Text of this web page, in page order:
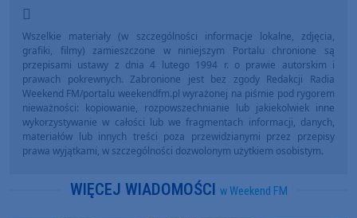
Wszelkie materiały (w szczególności informacje lokalne, zdjęcia,
grafiki, filmy) zamieszczone w niniejszym Portalu chronione są
przepisami ustawy z dnia 4 lutego 1994 r. o prawie autorskim i
prawach pokrewnych. Zabronione jest bez zgody Redakcji Radia
Weekend FM/portalu weekendfm.pl wyrażonej na piśmie pod rygorem
nieważności: kopiowanie, rozpowszechnianie lub jakiekolwiek inne
wykorzystywanie w całości lub we fragmentach informacji, danych,
materiałów lub innych treści poza przewidzianymi przez przepisy
prawa wyjątkami, w szczególności dozwolonym użytkiem osobistym.
WIĘCEJ WIADOMOŚCI w Weekend FM